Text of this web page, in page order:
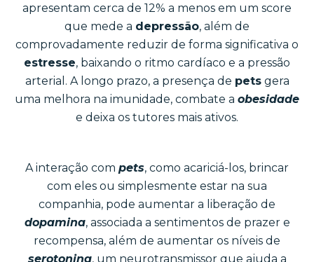
apresentam cerca de 12% a menos em um score
que mede a depressão, além de
comprovadamente reduzir de forma significativa o
estresse, baixando o ritmo cardíaco e a pressão
arterial. A longo prazo, a presença de petsgera
uma melhora na imunidade, combate a obesidade
e deixa os tutores mais ativos.
A interação com pets, como acariciá-los, brincar
com eles ou simplesmente estar na sua
companhia, pode aumentar a liberação de
dopamina, associada a sentimentos de prazer e
recompensa, além de aumentar os níveis de
serotonina, um neurotransmissor que ajuda a